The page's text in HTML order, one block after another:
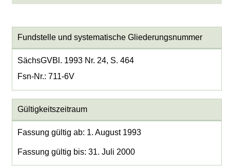
Fundstelle und systematische Gliederungsnummer
SächsGVBl. 1993 Nr. 24, S. 464
Fsn-Nr.: 711-6V
Gültigkeitszeitraum
Fassung gültig ab: 1. August 1993
Fassung gültig bis: 31. Juli 2000